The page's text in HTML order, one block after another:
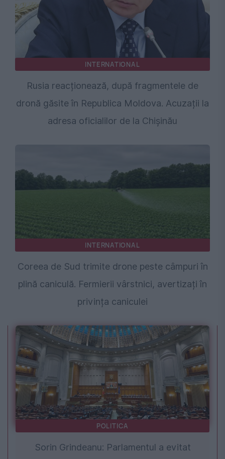
INTERNATIONAL
Rusia reacționează, după fragmentele de
dronă găsite în Republica Moldova. Acuzații la
adresa oficialilor de la Chișinău
INTERNATIONAL
Coreea de Sud trimite drone peste câmpuri în
plină caniculă. Fermierii vârstnici, avertizați în
privința caniculei
POLITICA
Sorin Grindeanu: Parlamentul a evitat